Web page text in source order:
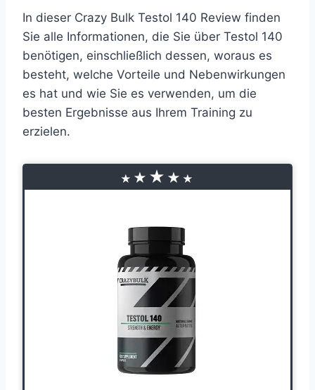
In dieser Crazy Bulk Testol 140 Review finden
Sie alle Informationen, die Sie über Testol 140
benötigen, einschließlich dessen, woraus es
besteht, welche Vorteile und Nebenwirkungen
es hat und wie Sie es verwenden, um die
besten Ergebnisse aus Ihrem Training zu
erzielen.
★ ★ ★ ★ ★